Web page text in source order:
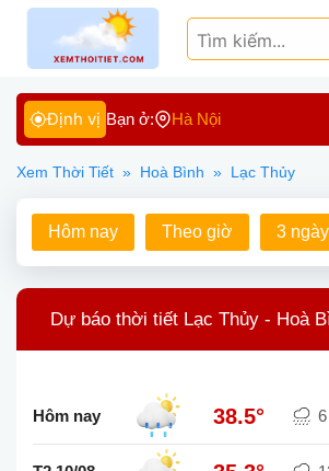
Định vị Bạn ở: Hà Nội
Xem Thời Tiết » Hoà Bình » Lạc Thủy
Hôm nay Theo giờ 3
Dự báo thời tiết Lạc Thủy - Hoà
Hôm nay 38.5°